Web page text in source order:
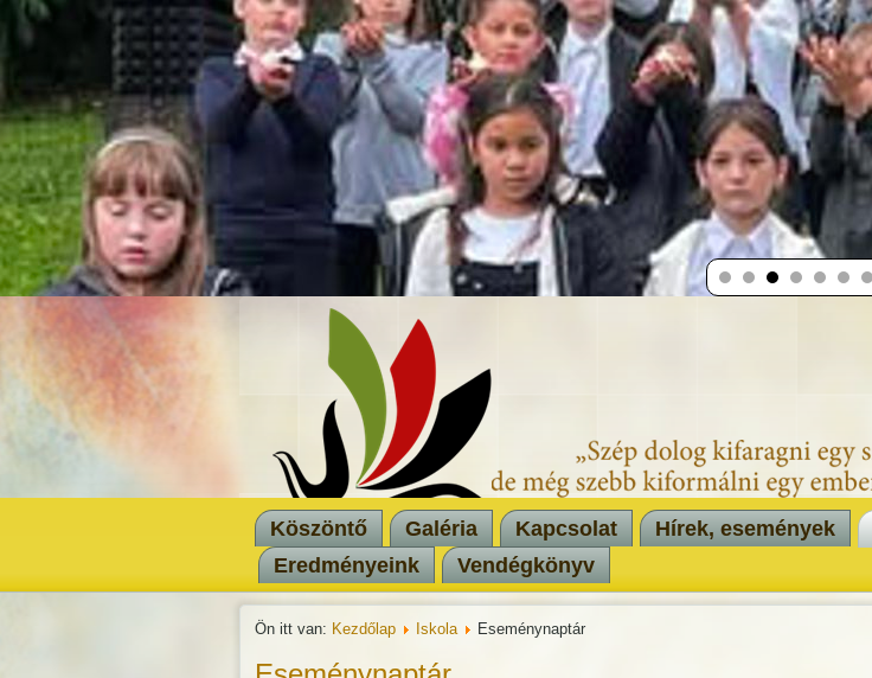
Köszöntő Galéria Kapcsolat Hírek, események
Eredményeink
Vendégkönyv
Ön itt van: Kezdőlap Iskola Eseménynaptár